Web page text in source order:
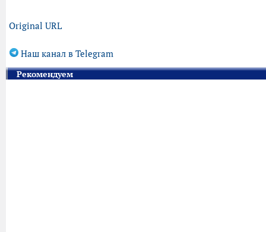
Original URL
Наш канал в Telegram
Рекомендуем